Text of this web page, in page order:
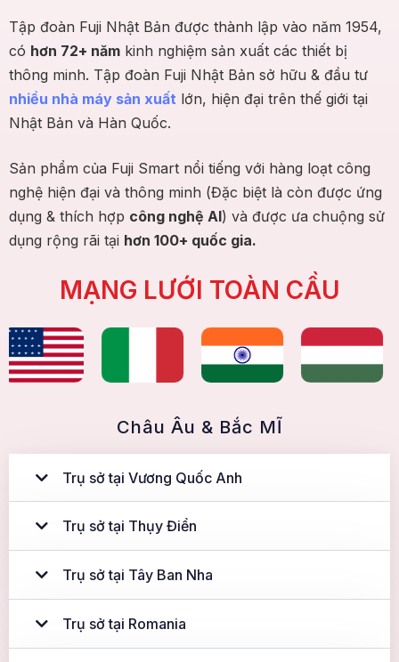
Tập đoàn Fuji Nhật Bản được thành lập vào năm 1954,
có hơn 72+ năm kinh nghiệm sản xuất các thiết bị
thông minh. Tập đoàn Fuji Nhật Bản sở hữu & đầu tư
nhiều nhà máy sản xuất lớn, hiện đại trên thế giới tại
Nhật Bản và Hàn Quốc.
Sản phẩm của Fuji Smart nổi tiếng với hàng loạt công
nghệ hiện đại và thông minh (Đặc biệt là còn được ứng
dụng & thích hợp công nghệ AI) và được ưa chuộng sử
dụng rộng rãi tại hơn 100+ quốc gia.
MẠNG LƯỚI TOÀN CẦU
Châu Âu & Bắc MĨ
Trụ sở tại Vương Quốc Anh
Trụ sở tại Thụy Điển
Trụ sở tại Tây Ban Nha
Trụ sở tại Romania